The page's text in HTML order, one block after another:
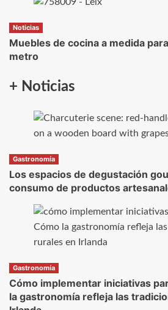
Noticias
Muebles de cocina a medida
metro
+ Noticias
Gastronomía
Los espacios de degustación
consumo de productos
Gastronomía
Cómo implementar iniciativas
la gastronomía refleja las